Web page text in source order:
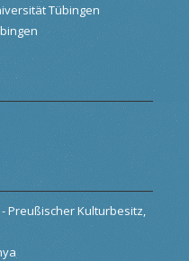
Tübingen
Preußischer Kulturbesitz,